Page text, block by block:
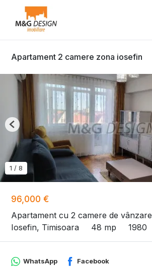
Apartament 2 camere zona iosefin
96,000 €
Apartament cu 2 camere de vânzare
Iosefin, Timisoara
48 mp 1980
1 / 8
Previous
WhatsApp Facebook